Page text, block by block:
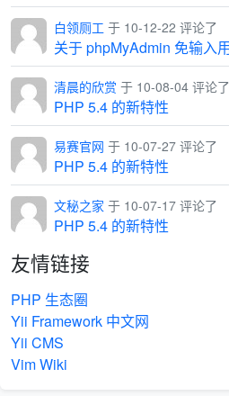
白领厕工 于 10-12-22 评论了
清晨的欣赏 于 10-08-04 评论了
PHP 5.4 的新特性
易赛官网 于 10-07-27 评论了
PHP 5.4 的新特性
文秘之家 于 10-07-17 评论了
PHP 5.4 的新特性
友情链接
PHP 生态圈
Yii Framework 中文网
Yii CMS
Vim Wiki